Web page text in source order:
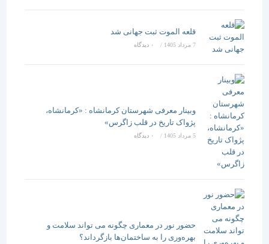
قلعه الموت ثبت جهانی شد
/ ۰ دیدگاه
وبینار معرفی شهرستان کرمانشاه : «کرمانشاه،
پژواک تاریخ در قلب زاگرس»
5 مرداد 1405 / ۰ دیدگاه
حضور نور در معماری چگونه می تواند سلامت و
بهره‌وری را به ساختمان‌ها بازگرداند؟